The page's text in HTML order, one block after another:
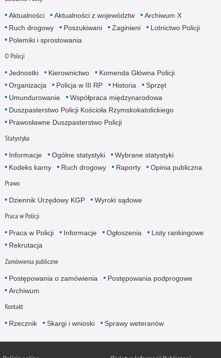
Aktualności Aktualności z województw
Archiwum X
Ruch drogowy
Poszukiwani Zaginieni
Lotnictwo Policji
Polemiki i sprostowania
O Policji
Jednostki Kierownictwo
Komenda Główna Policji
Organizacja
Policja w III RP Historia
Sprzęt
Umundurowanie
Współpraca międzynarodowa
Duszpasterstwo Policji Kościoła Rzymskokatolickiego
Prawosławne Duszpasterstwo Policji
Statystyka
Informacje Ogólne statystyki
Wybrane statystyki
Kodeks karny
Ruch drogowy Raporty Opinia publiczna
Prawo
Dziennik Urzędowy KGP Wyroki sądowe
Praca w Policji
Praca w Policji Informacje Ogłoszenia
Listy rankingowe
Rekrutacja
Zamówienia publiczne
Postępowania o zamówienia
Postępowania podprogowe
Archiwum
Kontakt
Rzecznik Skargi i wnioski Sprawy weteranów